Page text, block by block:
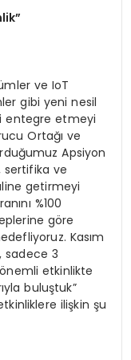
ve IoT
gibi yeni nesil
entegre etmeyi
Ortağı ve
Apsiyon
sertifika ve
getirmeyi
%100
göre
Kasım
sadece 3
etkinlikte
buluştuk”
ilişkin şu